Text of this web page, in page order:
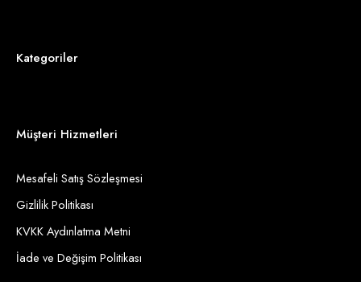
Kategoriler
Müşteri Hizmetleri
Mesafeli Satış Sözleşmesi
Gizlilik Politikası
KVKK Aydınlatma Metni
İade ve Değişim Politikası